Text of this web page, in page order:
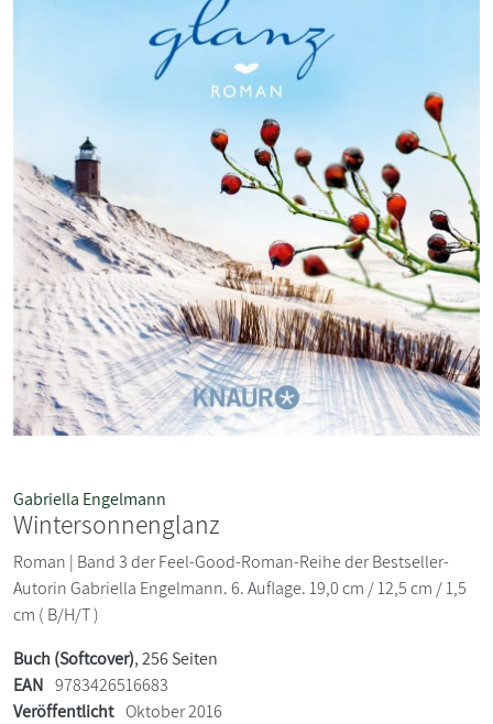
Gabriella Engelmann
Wintersonnenglanz
Roman | Band 3 der Feel-Good-Roman-Reihe der Bestseller-
Autorin Gabriella Engelmann. 6. Auflage. 19,0 cm / 12,5 cm / 1,5
cm ( B/H/T )
Buch (Softcover), 256 Seiten
EAN 9783426516683
Veröffentlicht Oktober 2016